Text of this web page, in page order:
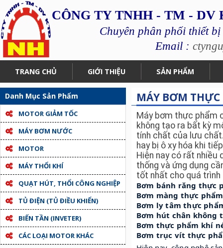
CÔNG TY TNHH - TM -
Chuyên phân phối thiết
Email :
TRANG CHỦ GIỚI THIỆU SẢN PHẨM
Danh Mục Sản Phẩm
MOTOR GIẢM TỐC
MÁY BƠM NƯỚC
MOTOR
MÁY THỔI KHÍ
QUẠT HÚT, THỔI CÔNG NGHIỆP
TỦ ĐIỆN (TỦ ĐIỀU KHIỂN)
BIẾN TẦN (INVETER)
CÁC LOẠI MOTOR KHÁC
MÁY BƠM
Máy bơm thực phẩm
không tạo ra bất kỳ
tính chất của lưu
hay bị ô xy hóa khi
Hiện nay có rất
thống và ứng dụng
tốt nhất cho quá trình
Bơm bánh răng thực
Bơm màng thực phẩm
Bơm ly tâm thực
Bơm hút chân không
Bơm thực phẩm khí
Bơm trục vít thực